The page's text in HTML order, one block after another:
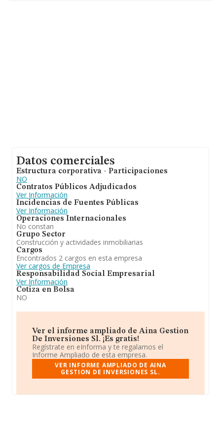
Datos comerciales
Estructura corporativa - Participaciones
NO
Contratos Públicos Adjudicados
Ver Información
Incidencias de Fuentes Públicas
Ver Información
Operaciones Internacionales
No constan
Grupo Sector
Construcción y actividades inmobiliarias
Cargos
Encontrados 2 cargos en esta empresa
Ver cargos de Empresa
Responsabilidad Social Empresarial
Ver Información
Cotiza en Bolsa
NO
Ver el informe ampliado de Aina Gestion
De Inversiones Sl. ¡Es gratis!
Regístrate en eInforma y te regalamos el
Informe Ampliado de esta empresa.
VER INFORME AMPLIADO DE AINA
GESTION DE INVERSIONES SL.